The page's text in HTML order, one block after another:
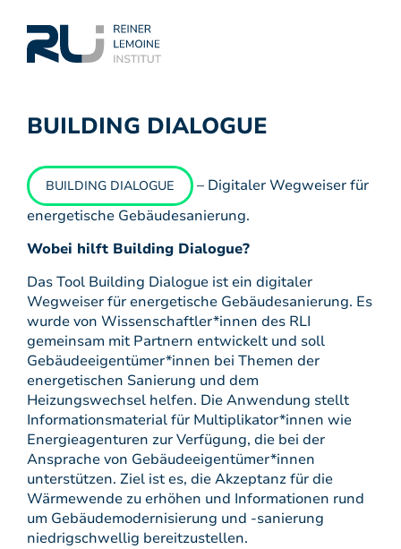
BUILDING DIALOGUE
BUILDING DIALOGUE
– Digitaler Wegweiser für
energetische Gebäudesanierung.
Wobei hilft Building Dialogue?
Das Tool Building Dialogue ist ein digitaler
Wegweiser für energetische Gebäudesanierung. Es
wurde von Wissenschaftler*innen des RLI
gemeinsam mit Partnern entwickelt und soll
Gebäudeeigentümer*innen bei Themen der
energetischen Sanierung und dem
Heizungswechsel helfen. Die Anwendung stellt
Informationsmaterial für Multiplikator*innen wie
Energieagenturen zur Verfügung, die bei der
Ansprache von Gebäudeeigentümer*innen
unterstützen. Ziel ist es, die Akzeptanz für die
Wärmewende zu erhöhen und Informationen rund
um Gebäudemodernisierung und -sanierung
niedrigschwellig bereitzustellen.